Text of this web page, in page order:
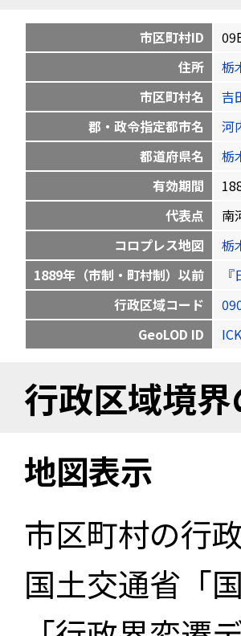
市区町村ID
住所
栃
市区町村名
吉
郡・政令指定都市名
河
都道府県名
栃
有効期間
代表点
南
コロプレス地図
栃
1889年（市制・町村制）以前
行政区域コード
GeoLOD ID
行政区域境
地図表示
市区町村の行
国土交通省「